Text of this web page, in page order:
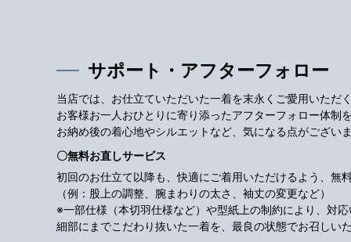
サポート・アフターフォロー
当店では、お仕立ていただいた一着を末永くご愛用いただく
お客様お一人おひとりに寄り添ったアフターフォロー体制
お納め後の着心地やシルエットなど、気になる点がござい
〇無料お直しサービス
初回のお仕立て以降も、快適にご着用いただけるよう、無
（例：股上の調整、腕まわりの太さ、袖丈の変更など）
※一部仕様（本切羽仕様など）や型紙上の制約により、対
細部にまでこだわり抜いた一着を、最良の状態でお召しい